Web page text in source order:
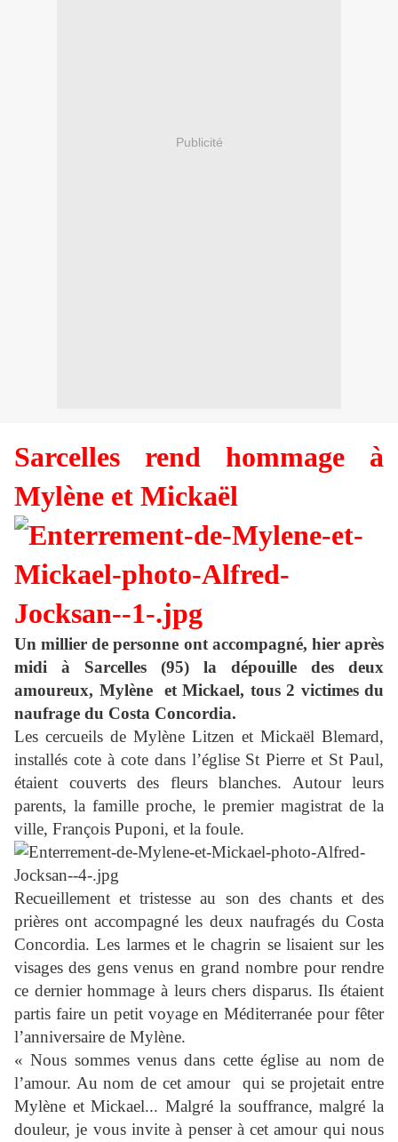
Publicité
Sarcelles rend hommage à
Mylène et Mickaël
Un millier de personne ont accompagné, hier après
midi à Sarcelles (95) la dépouille des deux
amoureux, Mylène et Mickael, tous 2 victimes du
naufrage du Costa Concordia.
Les cercueils de Mylène Litzen et Mickaël Blemard,
installés cote à cote dans l’église St Pierre et St Paul,
étaient couverts des fleurs blanches. Autour leurs
parents, la famille proche, le premier magistrat de la
ville, François Puponi, et la foule.
Recueillement et tristesse au son des chants et des
prières ont accompagné les deux naufragés du Costa
Concordia. Les larmes et le chagrin se lisaient sur les
visages des gens venus en grand nombre pour rendre
ce dernier hommage à leurs chers disparus. Ils étaient
partis faire un petit voyage en Méditerranée pour fêter
l’anniversaire de Mylène.
« Nous sommes venus dans cette église au nom de
l’amour. Au nom de cet amour qui se projetait entre
Mylène et Mickael... Malgré la souffrance, malgré la
douleur, je vous invite à penser à cet amour qui nous